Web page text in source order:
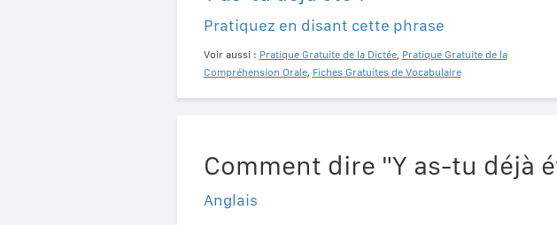
Pratiquez en disant cette phrase
Voir aussi : Pratique Gratuite de la Dictée, Pratique Gratuite de la
Compréhension Orale, Fiches Gratuites de Vocabulaire
Comment dire "Y as-tu déjà
Anglais